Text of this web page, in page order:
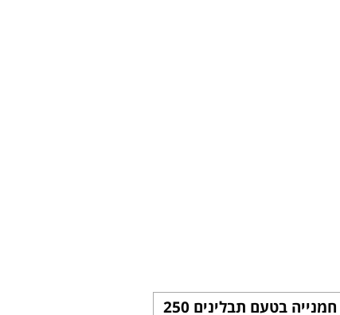
גרעיני חמנייה בטעם תבלינים 250